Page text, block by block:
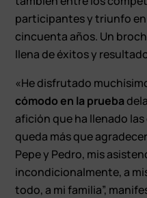
participantes y triunfo
cincuenta años. Un
llena de éxitos y
«He disfrutado
cómodo en la prueba
afición que ha llenado
queda más que
Pepe y Pedro, mis
incondicionalmente, a
todo, a mi familia”,